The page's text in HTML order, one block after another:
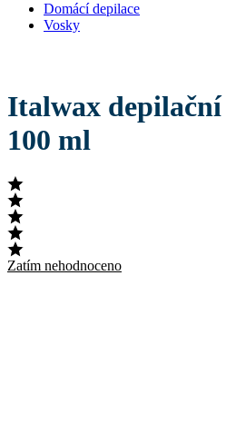
Domácí depilace
Vosky
Italwax
100 ml
Zatím nehodnoceno